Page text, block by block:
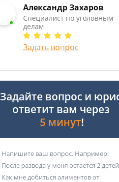
Александр Захаров
Специалист по уголовным
делам
Задать вопрос
Задайте вопрос и
ответит вам через
5 минут!